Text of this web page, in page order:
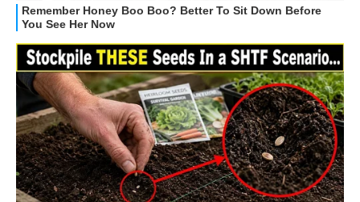
STREAMING E SERIE TV